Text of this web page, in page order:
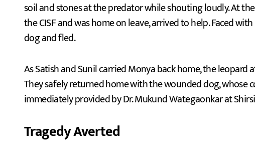
soil and stones at the predator while shouting loudly. At
the CISF and was home on leave, arrived to help. Faced
dog and fled.
As Satish and Sunil carried Monya back home, the
They safely returned home with the wounded dog, whose
immediately provided by Dr. Mukund Wategaonkar at
Tragedy Averted